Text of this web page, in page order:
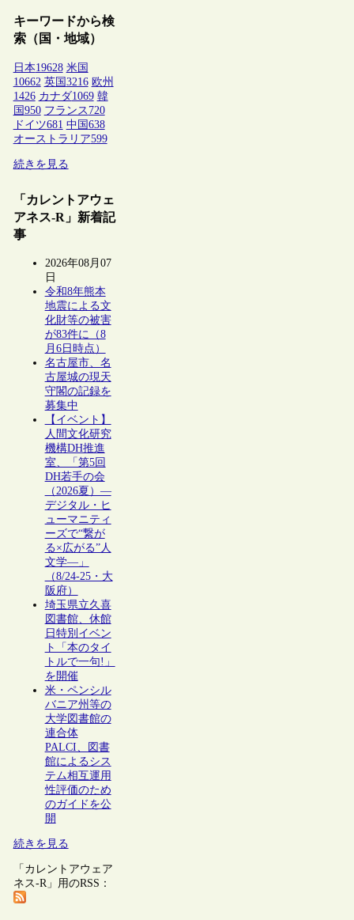
キーワードから検
索（国・地域）
日本19628 米国
10662 英国3216 欧州
1426 カナダ1069 韓
国950 フランス 720
ドイツ681 中国638
オーストラリア599
続きを見る
「カレントアウェ
アネス-R」新着記
事
2026年08月07
日
令和8年熊本
地震による文
化財等の被害
が83件に（8
月6日時点）
名古屋市、名
古屋城の現天
守閣の記録を
募集中
【イベント】
人間文化研究
機構DH推進
室、「第5回
DH若手の会
（2026夏）―
デジタル・ヒ
ューマニティ
ーズで“繋が
る×広がる”人
文学―」
（8/24-25・大
阪府）
埼玉県立久喜
図書館、休館
日特別イベン
ト「本のタイ
トルで一句!」
を開催
米・ペンシル
バニア州等の
大学図書館の
連合体
PALCI、図書
館によるシス
テム相互運用
性評価のため
のガイドを公
開
続きを見る
「カレントアウェア
ネス-R」用のRSS：